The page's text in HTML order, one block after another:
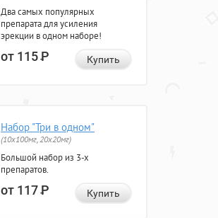
Два самых популярных
препарата для усиления
эрекции в одном наборе!
от 115Р Купить
Набор "Три в одном"
(10x100мг, 20x20мг)
Большой набор из 3-х
препаратов.
от 117Р Купить